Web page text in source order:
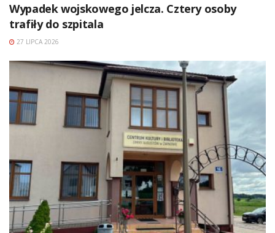
Wypadek wojskowego jelcza. Cztery osoby
trafiły do szpitala
27 LIPCA 2026